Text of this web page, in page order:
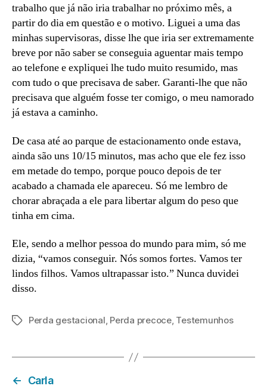
trabalho que já não iria trabalhar no próximo mês, a
partir do dia em questão e o motivo. Liguei a uma das
minhas supervisoras, disse lhe que iria ser extremamente
breve por não saber se conseguia aguentar mais tempo
ao telefone e expliquei lhe tudo muito resumido, mas
com tudo o que precisava de saber. Garanti-lhe que não
precisava que alguém fosse ter comigo, o meu namorado
já estava a caminho.
De casa até ao parque de estacionamento onde estava,
ainda são uns 10/15 minutos, mas acho que ele fez isso
em metade do tempo, porque pouco depois de ter
acabado a chamada ele apareceu. Só me lembro de
chorar abraçada a ele para libertar algum do peso que
tinha em cima.
Ele, sendo a melhor pessoa do mundo para mim, só me
dizia, “vamos conseguir. Nós somos fortes. Vamos ter
lindos filhos. Vamos ultrapassar isto.” Nunca duvidei
disso.
Etiquetas
Perda gestacional, Perda precoce, Testemunhos
←
Carla